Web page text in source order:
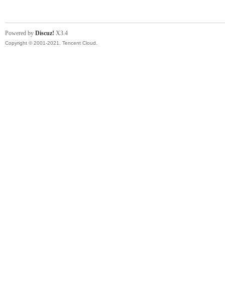
Powered by Discuz! X3.4
Copyright © 2001-2021, Tencent Cloud.